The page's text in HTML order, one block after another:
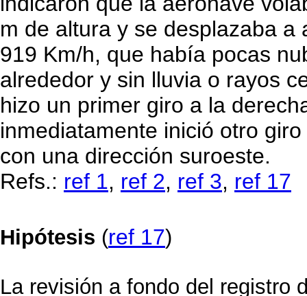
m de altura y se desplazaba a
919 Km/h, que había pocas
alrededor y sin lluvia o rayos
hizo un primer giro a la
inmediatamente inició otro
con una dirección suroeste.
Refs.: ref 1, ref 2, ref 3, ref 17
Hipótesis (ref 17)
La revisión a fondo del registro